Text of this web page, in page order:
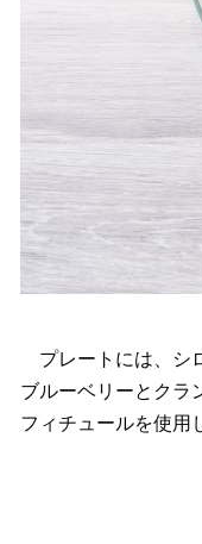
プレートには、シ
ブルーベリーとクラ
フィチュールを使用